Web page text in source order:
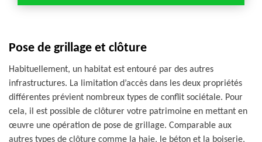
Pose de grillage et clôture
Habituellement, un habitat est entouré par des autres
infrastructures. La limitation d’accès dans les deux propriétés
différentes prévient nombreux types de conflit sociétale. Pour
cela, il est possible de clôturer votre patrimoine en mettant en
œuvre une opération de pose de grillage. Comparable aux
autres types de clôture comme la haie, le béton et la boiserie,